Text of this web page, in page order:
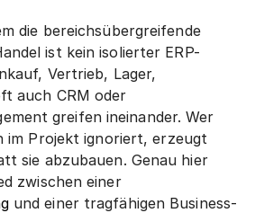
die bereichsübergreifende
ist kein isolierter ERP-
Vertrieb, Lager,
auch CRM oder
greifen ineinander. Wer
im Projekt ignoriert, erzeugt
sie abzubauen. Genau hier
liegt der Unterschied zwischen einer
und einer tragfähigen Business-